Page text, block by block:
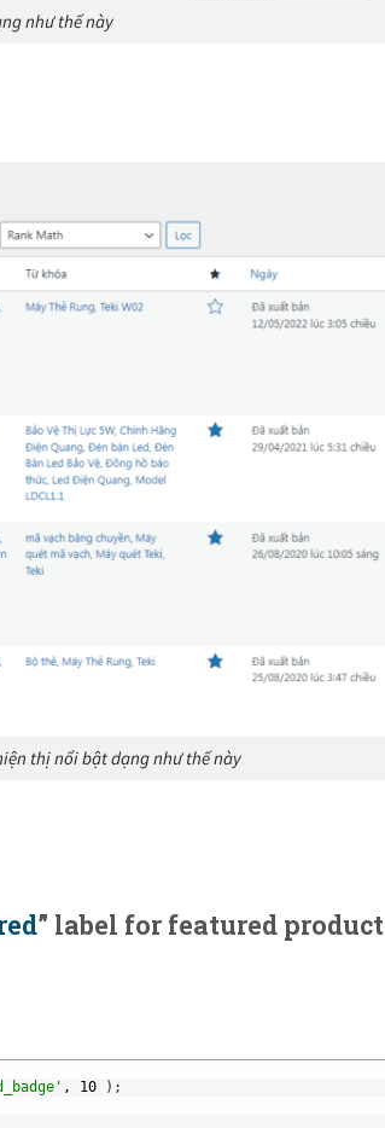
như thế này
thị nổi bật dạng như thế này
” label for featured product
, 10 ) ;